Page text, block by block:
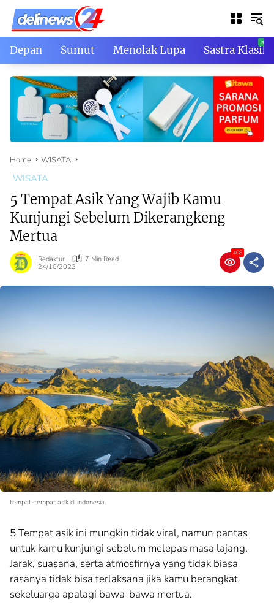
Skip
content
Depan Sumut Menolak Lupa Sastra Klasik
Home WISATA
WISATA
5 Tempat Asik Yang Wajib Kamu
Kunjungi Sebelum Dikerangkeng
Mertua
Redaktur
7 Min Read
24/10/2023
408
tempat-tempat asik di indonesia
5 Tempat asik ini mungkin tidak viral, namun pantas
untuk kamu kunjungi sebelum melepas masa lajang.
Jarak, suasana, serta atmosfirnya yang tidak biasa
rasanya tidak bisa terlaksana jika kamu berangkat
sekeluarga apalagi bawa-bawa mertua.